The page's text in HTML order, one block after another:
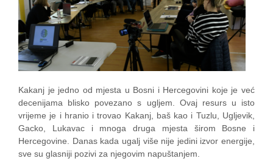
Kakanj je jedno od mjesta u Bosni i Hercegovini koje je već
decenijama blisko povezano s ugljem. Ovaj resurs u isto
vrijeme je i hranio i trovao Kakanj, baš kao i Tuzlu, Ugljevik,
Gacko, Lukavac i mnoga druga mjesta širom Bosne i
Hercegovine. Danas kada ugalj više nije jedini izvor energije,
sve su glasniji pozivi za njegovim napuštanjem.